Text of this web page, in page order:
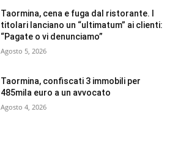
Taormina, cena e fuga dal ristorante. I
titolari lanciano un “ultimatum” ai clienti:
“Pagate o vi denunciamo”
Agosto 5, 2026
Taormina, confiscati 3 immobili per
485mila euro a un avvocato
Agosto 4, 2026